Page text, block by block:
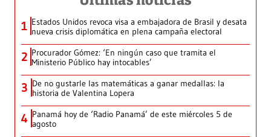
1 Estados Unidos revoca visa a embajadora de Brasil y desata
nueva crisis diplomática en plena campaña electoral
2 Procurador Gómez: ‘En ningún caso que tramita el
Ministerio Público hay intocables’
3 De no gustarle las matemáticas a ganar medallas: la
historia de Valentina Lopera
4 Panamá hoy de ‘Radio Panamá’ de este miércoles 5 de
agosto